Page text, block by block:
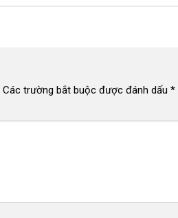
Các trường bắt buộc được đánh dấu *